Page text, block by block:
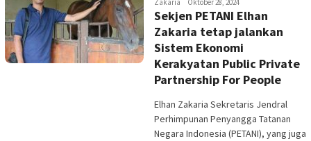
Zakaria
Oktober 28, 2024
Sekjen PETANI Elhan
Zakaria tetap jalankan
Sistem Ekonomi
Kerakyatan Public Private
Partnership For People
Elhan Zakaria Sekretaris Jendral
Perhimpunan Penyangga Tatanan
Negara Indonesia (PETANI), yang juga